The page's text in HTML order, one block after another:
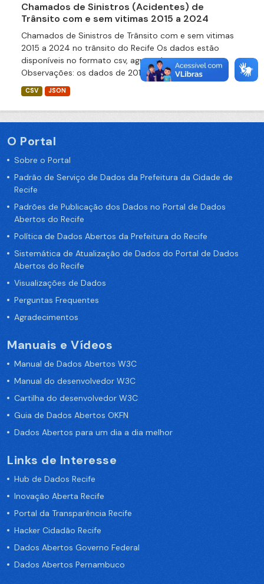
Chamados de Sinistros (Acidentes) de
Trânsito com e sem vitimas 2015 a 2024
Chamados de Sinistros de Trânsito com e sem vitimas
2015 a 2024 no trânsito do Recife Os dados estão
disponíveis no formato csv, agrupados por ano.
Observações: os dados de 2015...
CSV JSON
O Portal
Sobre o Portal
Padrão de Serviço de Dados da Prefeitura da Cidade de
Recife
Padrões de Publicação dos Dados no Portal de Dados
Abertos do Recife
Política de Dados Abertos da Prefeitura do Recife
Sistemática de Atualização de Dados do Portal de Dados
Abertos do Recife
Visualizações de Dados
Perguntas Frequentes
Agradecimentos
Manuais e Vídeos
Manual de Dados Abertos W3C
Manual do desenvolvedor W3C
Cartilha do desenvolvedor W3C
Guia de Dados Abertos OKFN
Dados Abertos para um dia a dia melhor
Links de Interesse
Hub de Dados Recife
Inovação Aberta Recife
Portal da Transparência Recife
Hacker Cidadão Recife
Dados Abertos Governo Federal
Dados Abertos Pernambuco